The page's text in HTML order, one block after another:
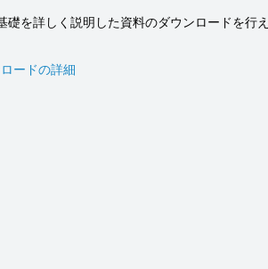
礎を詳しく説明した資料のダウンロードを行
ードの詳細